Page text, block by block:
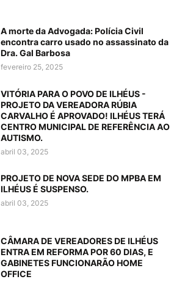
A morte da Advogada: Polícia Civil
encontra carro usado no assassinato da
Dra. Gal Barbosa
fevereiro 25, 2025
VITÓRIA PARA O POVO DE ILHÉUS -
PROJETO DA VEREADORA RÚBIA
CARVALHO É APROVADO! ILHÉUS TERÁ
CENTRO MUNICIPAL DE REFERÊNCIA AO
AUTISMO.
abril 03, 2025
PROJETO DE NOVA SEDE DO MPBA EM
ILHÉUS É SUSPENSO.
abril 03, 2025
CÂMARA DE VEREADORES DE ILHÉUS
ENTRA EM REFORMA POR 60 DIAS, E
GABINETES FUNCIONARÃO HOME
OFFICE